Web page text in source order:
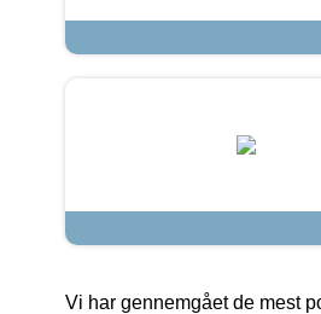
Vi har gennemgået de mest